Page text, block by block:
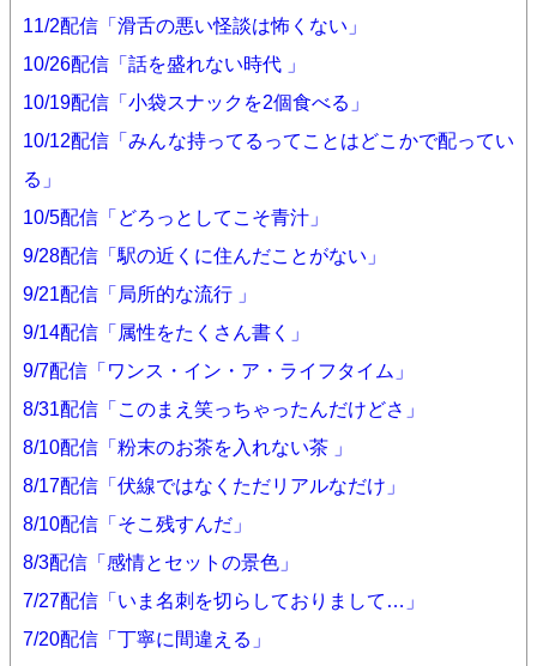
11/2配信「滑舌の悪い怪談は怖くない」
10/26配信「話を盛れない時代 」
10/19配信「小袋スナックを2個食べる」
10/12配信「みんな持ってるってことはどこかで配ってい
る」
10/5配信「どろっとしてこそ青汁」
9/28配信「駅の近くに住んだことがない」
9/21配信「局所的な流行 」
9/14配信「属性をたくさん書く」
9/7配信「ワンス・イン・ア・ライフタイム」
8/31配信「このまえ笑っちゃったんだけどさ」
8/10配信「粉末のお茶を入れない茶 」
8/17配信「伏線ではなくただリアルなだけ」
8/10配信「そこ残すんだ」
8/3配信「感情とセットの景色」
7/27配信「いま名刺を切らしておりまして…」
7/20配信「丁寧に間違える」